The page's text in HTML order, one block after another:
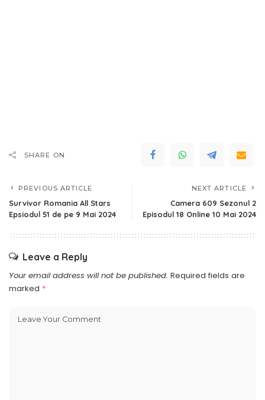
SHARE ON
PREVIOUS ARTICLE
Survivor Romania All Stars
Epsiodul 51 de pe 9 Mai 2024
NEXT ARTICLE
Camera 609 Sezonul 2
Episodul 18 Online 10 Mai 2024
Leave a Reply
Your email address will not be published. Required fields are
marked *